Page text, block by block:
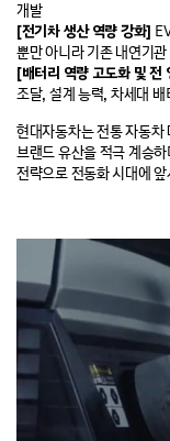
개발
[전기차 생산 역량 강화]
뿐만 아니라 기존 내연기
[배터리 역량 고도화 및 전
조달, 설계 능력, 차세대
현대자동차는 전통 자동차
브랜드 유산을 적극 계승
전략으로 전동화 시대에